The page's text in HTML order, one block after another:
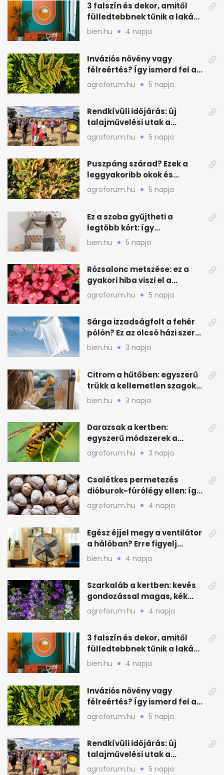
3 falszín és dekor, amitől
fülledtebbnek tűnik a lakás
nyáron
bien.hu 4 napja
Inváziós növény vagy
félreértés? Így ismerd fel a
valódi kockázatot
agroforum.hu 5 napja
Rendkívüli időjárás: új
talajművelési utak a
gazdáknak
agroforum.hu 5 napja
Puszpáng szárad? Ezek a
leggyakoribb okok és
teendők
agroforum.hu 5 napja
Ez a szoba gyűjtheti a
legtöbb kórt: így
mélytisztítsd otthon
bien.hu 5 napja
Rózsalonc metszése: ez a
gyakori hiba viszi el a
virágzást
agroforum.hu 5 napja
Sárga izzadságfolt a fehér
pólón? Ez az olcsó házi szer
beválhat
bien.hu 3 napja
Citrom a hűtőben: egyszerű
trükk a kellemetlen szagok
ellen
bien.hu 3 napja
Darazsak a kertben:
egyszerű módszerek a
távoltartásukra nyáron
agroforum.hu 3 napja
Csalétkes permetezés
dióburok-fúrólégy ellen: így
csináld a kertben
agroforum.hu 4 napja
Egész éjjel megy a ventilátor
a hálóban? Erre figyelj
alvásnál nyáron
bien.hu 4 napja
Szarkaláb a kertben: kevés
gondozással magas, kék
virágfalat ad
agroforum.hu 4 napja
3 falszín és dekor, amitől
fülledtebbnek tűnik a lakás
nyáron
bien.hu 4 napja
Inváziós növény vagy
félreértés? Így ismerd fel a
valódi kockázatot
agroforum.hu 5 napja
Rendkívüli időjárás: új
talajművelési utak a
gazdáknak
agroforum.hu 5 napja